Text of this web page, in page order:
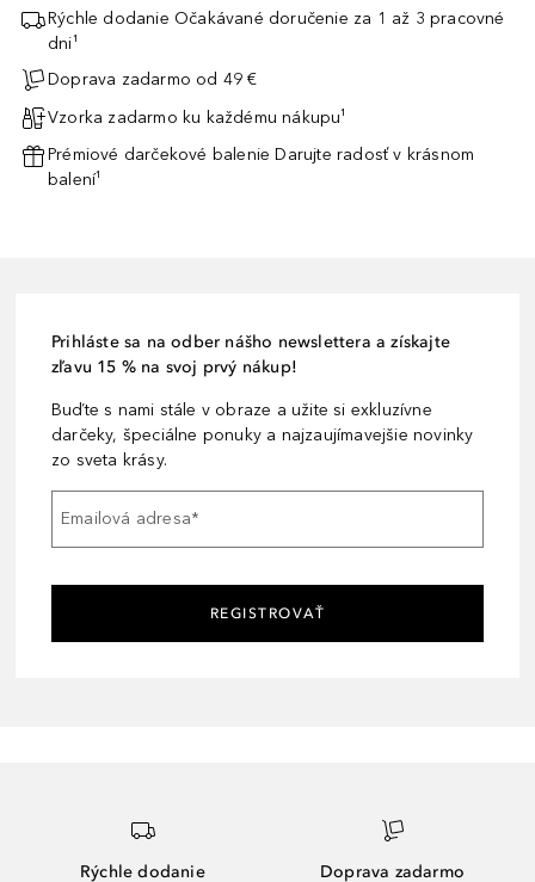
Rýchle dodanie Očakávané doručenie za 1 až 3 pracovné
dni¹
Doprava zadarmo od 49 €
Vzorka zadarmo ku každému nákupu¹
Prémiové darčekové balenie Darujte radosť v krásnom
balení¹
Prihláste sa na odber nášho newslettera a získajte
zľavu 15 % na svoj prvý nákup!
Buďte s nami stále v obraze a užite si exkluzívne
darčeky, špeciálne ponuky a najzaujímavejšie novinky
zo sveta krásy.
Emailová adresa*
REGISTROVAŤ
Rýchle dodanie Doprava zadarmo